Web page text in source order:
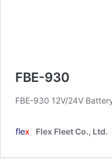
FBE-930
FBE-930 12V/24V
Flex Fleet Co., Ltd.